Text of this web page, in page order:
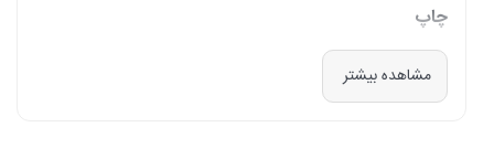
چاپ
در دنیای پرشتاب امروز که کسب‌وکارها و سازمان‌ها برای افزایش بهره‌وری خود به
فناوری‌های نوین وابسته‌اند، دسترسی به ابزارهای کارآمد و قابل اعتماد یک
مشاهده بیشتر